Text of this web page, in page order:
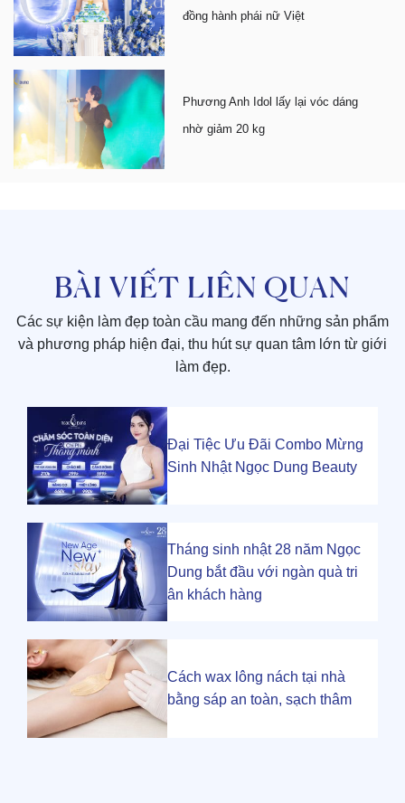
đồng hành phái nữ Việt
Phương Anh Idol lấy lại vóc dáng
nhờ giảm 20 kg
BÀI VIẾT LIÊN QUAN
Các sự kiện làm đẹp toàn cầu mang đến những sản phẩm
và phương pháp hiện đại, thu hút sự quan tâm lớn từ giới
làm đẹp.
Đại Tiệc Ưu Đãi Combo Mừng
Sinh Nhật Ngọc Dung Beauty
Tháng sinh nhật 28 năm Ngọc
Dung bắt đầu với ngàn quà tri
ân khách hàng
Cách wax lông nách tại nhà
bằng sáp an toàn, sạch thâm